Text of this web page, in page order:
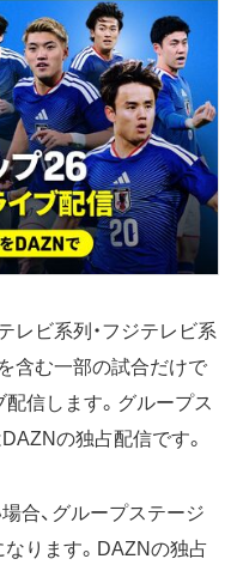
レビ系列・フジテレビ系
含む一部の試合だけで
信します。グループス
の独占配信です。
合、グループステージ
ります。DAZNの独占